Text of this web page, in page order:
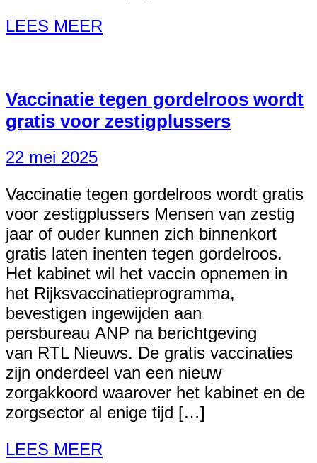
LEES MEER
Vaccinatie tegen gordelroos wordt
gratis voor zestigplussers
22 mei 2025
Vaccinatie tegen gordelroos wordt gratis
voor zestigplussers Mensen van zestig
jaar of ouder kunnen zich binnenkort
gratis laten inenten tegen gordelroos.
Het kabinet wil het vaccin opnemen in
het Rijksvaccinatieprogramma,
bevestigen ingewijden aan
persbureau ANP na berichtgeving
van RTL Nieuws. De gratis vaccinaties
zijn onderdeel van een nieuw
zorgakkoord waarover het kabinet en de
zorgsector al enige tijd […]
LEES MEER